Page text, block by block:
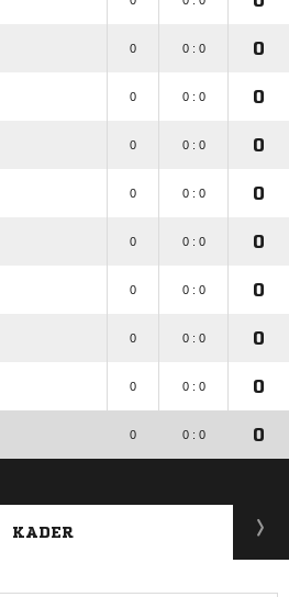
0 0 : 0 0
0 0 : 0 0
0 0 : 0 0
0 0 : 0 0
0 0 : 0 0
0 0 : 0 0
0 0 : 0 0
0 0 : 0 0
0 0 : 0 0
KADER